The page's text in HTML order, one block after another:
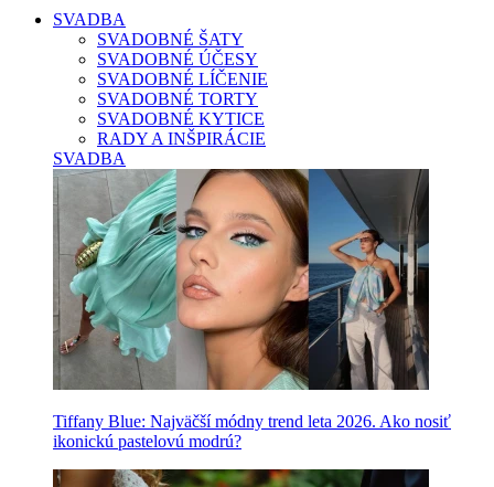
SVADBA
SVADOBNÉ ŠATY
SVADOBNÉ ÚČESY
SVADOBNÉ LÍČENIE
SVADOBNÉ TORTY
SVADOBNÉ KYTICE
RADY A INŠPIRÁCIE
SVADBA
Tiffany Blue: Najväčší módny trend leta 2026. Ako nosiť
ikonickú pastelovú modrú?